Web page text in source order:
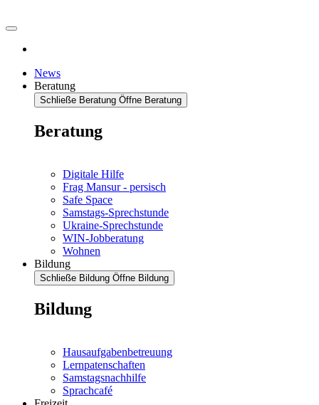
News
Beratung
Schließe Beratung Öffne Beratung
Beratung
Digitale Hilfe
Frag Mansur - persisch
Safe Space
Samstags-Sprechstunde
Ukraine-Sprechstunde
WIN-Jobberatung
Wohnen
Bildung
Schließe Bildung Öffne Bildung
Bildung
Hausaufgabenbetreuung
Lernpatenschaften
Samstagsnachhilfe
Sprachcafé